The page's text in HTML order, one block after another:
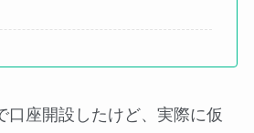
口座開設したけど、実際に仮